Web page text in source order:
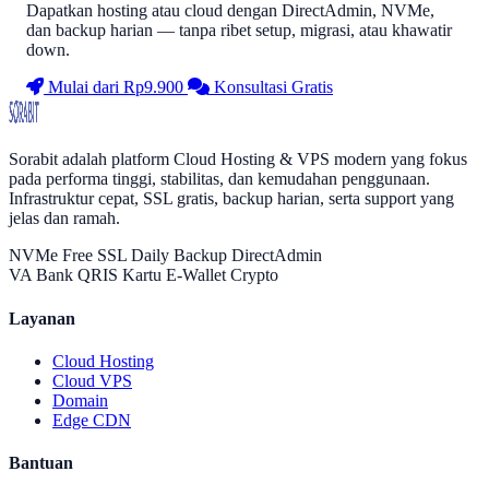
Dapatkan hosting atau cloud dengan DirectAdmin, NVMe,
dan backup harian — tanpa ribet setup, migrasi, atau khawatir
down.
Mulai dari Rp9.900
Konsultasi Gratis
Sorabit
Sorabit adalah platform Cloud Hosting & VPS modern yang fokus
pada performa tinggi, stabilitas, dan kemudahan penggunaan.
Infrastruktur cepat, SSL gratis, backup harian, serta support yang
jelas dan ramah.
NVMe Free SSL Daily Backup DirectAdmin
VA Bank QRIS Kartu E-Wallet Crypto
Layanan
Cloud Hosting
Cloud VPS
Domain
Edge CDN
Bantuan